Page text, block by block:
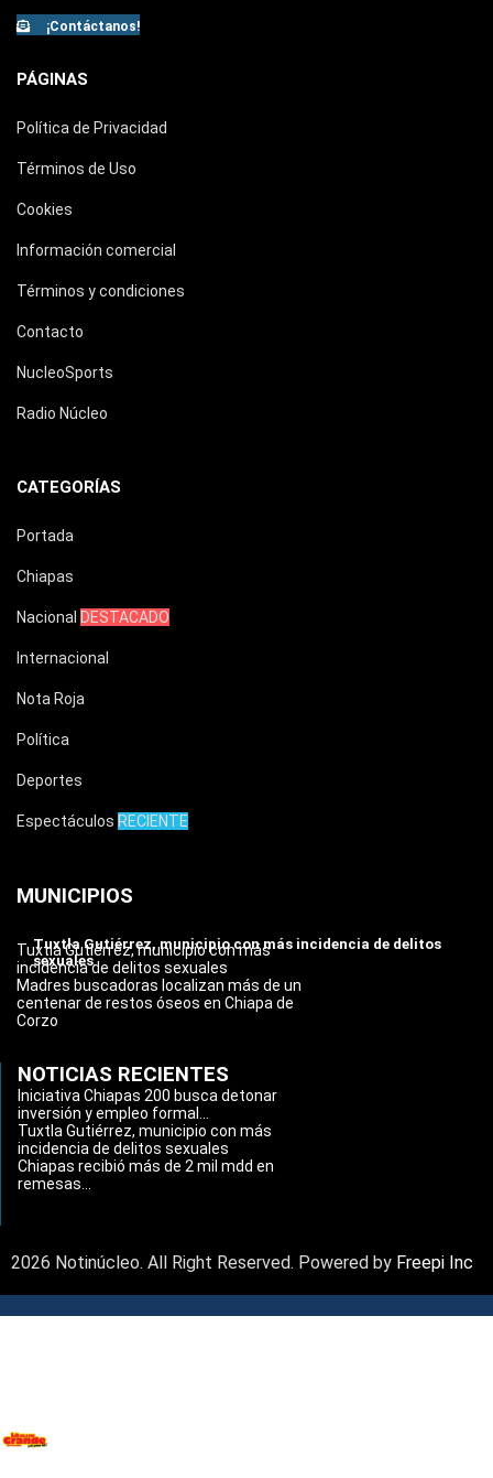
¡Contáctanos!
PÁGINAS
Política de Privacidad
Términos de Uso
Cookies
Información comercial
Términos y condiciones
Contacto
NucleoSports
Radio Núcleo
CATEGORÍAS
Portada
Chiapas
Nacional DESTACADO
Internacional
Nota Roja
Política
Deportes
Espectáculos RECIENTE
MUNICIPIOS
Tuxtla Gutiérrez, municipio con más incidencia de delitos
sexuales
Tuxtla Gutiérrez, municipio con más
incidencia de delitos sexuales
Madres buscadoras localizan más de un
centenar de restos óseos en Chiapa de
Corzo
NOTICIAS RECIENTES
Iniciativa Chiapas 200 busca detonar
inversión y empleo formal...
Tuxtla Gutiérrez, municipio con más
incidencia de delitos sexuales
Chiapas recibió más de 2 mil mdd en
remesas...
2026 Notinúcleo. All Right Reserved. Powered by Freepi Inc